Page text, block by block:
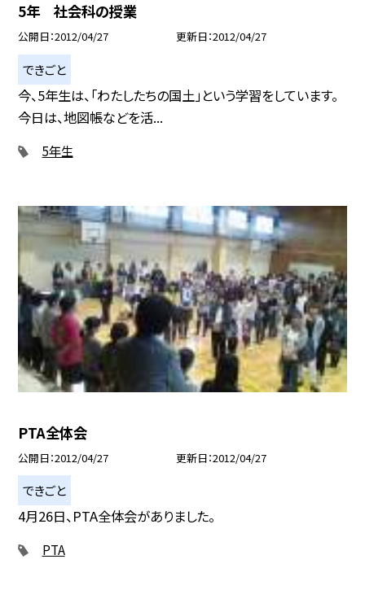
5年 社会科の授業
公開日 2012/04/27 更新日 2012/04/27
できごと
今、5年生は、「わたしたちの国土」という学習をしています。
今日は、地図帳などを活...
5年生
PTA全体会
公開日 2012/04/27 更新日 2012/04/27
できごと
4月26日、PTA全体会がありました。
PTA